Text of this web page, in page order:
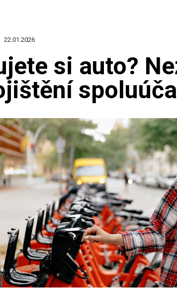
22.01.2026
si auto?